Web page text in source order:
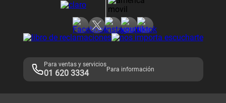
Adquirientes iPhone 6, 6S y SE
Mensaje de Seguridad
Términos y Condiciones de Tienda Claro
Libro de Reclamaciones
Para ventas y servicios
01 620 3334 Para información